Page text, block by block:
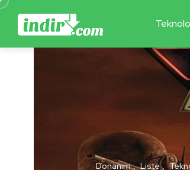
Donanım Liste